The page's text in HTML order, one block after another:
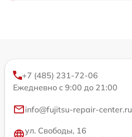
+7 (485) 231-72-06
Ежедневно с 9:00 до 21:00
info@fujitsu-repair-center.ru
ул. Свободы, 16